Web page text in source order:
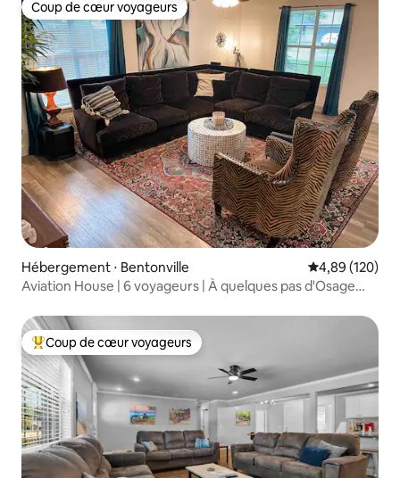
Coup de cœur voyageurs
Coup de cœur voyageurs
Hébergement ⋅ Bentonville Évaluation
4,89 (120)
Aviation House | 6 voyageurs | À quelques pas d'Osage
Coups de cœur voyageurs les plus appréciés
Coup de cœur voyageurs